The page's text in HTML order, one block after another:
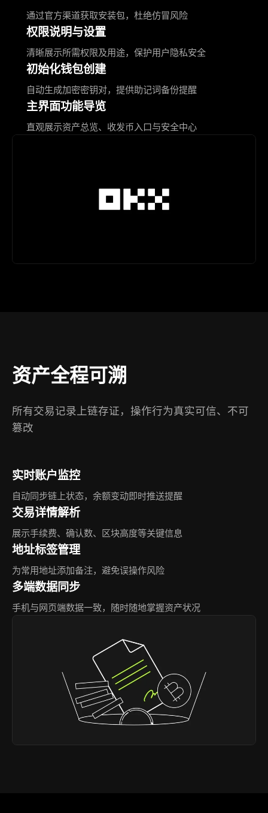
通过官方渠道获取安装包，杜绝仿冒风险
权限说明与设置
清晰展示所需权限及用途，保护用户隐私安全
初始化钱包创建
自动生成加密密钥对，提供助记词备份提醒
主界面功能导览
直观展示资产总览、收发币入口与安全中心
资产全程可溯
所有交易记录上链存证，操作行为真实可信、不可
篡改
实时账户监控
自动同步链上状态，余额变动即时推送提醒
交易详情解析
展示手续费、确认数、区块高度等关键信息
地址标签管理
为常用地址添加备注，避免误操作风险
多端数据同步
手机与网页端数据一致，随时随地掌握资产状况